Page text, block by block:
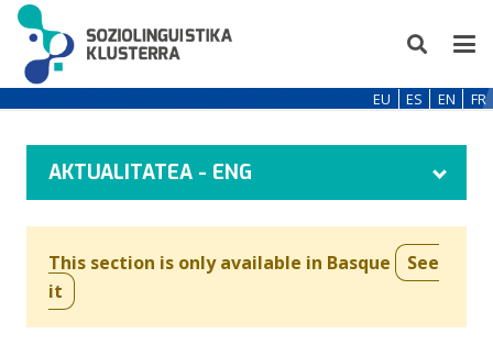
EU ES EN FR
AKTUALITATEA - ENG
This section is only available in Basque
See
it